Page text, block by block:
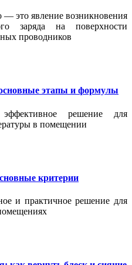
— это явление возникновения
заряда на поверхности
проводников
этапы и формулы
решение для
в помещении
критерии
и практичное решение для